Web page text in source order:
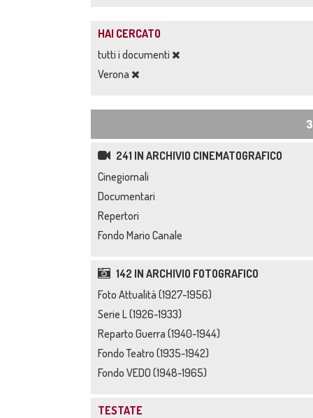
HAI CERCATO
tutti i documenti
Verona
241 IN ARCHIVIO CINEMATOGRAFICO
Cinegiornali
Documentari
Repertori
Fondo Mario Canale
142 IN ARCHIVIO FOTOGRAFICO
Foto Attualità (1927-1956)
Serie L (1926-1933)
Reparto Guerra (1940-1944)
Fondo Teatro (1935-1942)
Fondo VEDO (1948-1965)
TESTATE